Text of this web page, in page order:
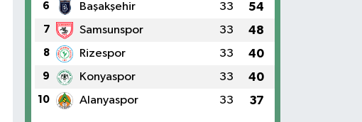
6 Başakşehir 33 54
7 Samsunspor 33 48
8 Rizespor 33 40
9 Konyaspor 33 40
10 Alanyaspor 33 37